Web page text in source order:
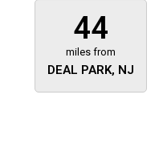
44
miles from
DEAL PARK, NJ